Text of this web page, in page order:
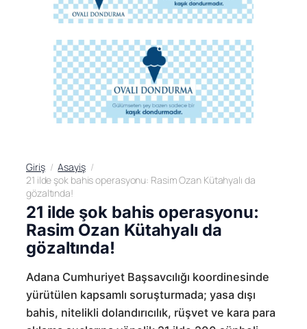
Giriş
Asayiş
21 ilde şok bahis operasyonu: Rasim Ozan Kütahyalı da
gözaltında!
21 ilde şok bahis operasyonu:
Rasim Ozan Kütahyalı da
gözaltında!
Adana Cumhuriyet Başsavcılığı koordinesinde
yürütülen kapsamlı soruşturmada; yasa dışı
bahis, nitelikli dolandırıcılık, rüşvet ve kara para